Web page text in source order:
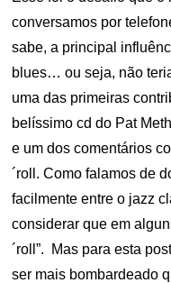
conversamos por
sabe, a principal
blues… ou seja, não
uma das primeiras
belíssimo cd do Pat
e um dos comentários
´roll. Como falamos de
facilmente entre o jazz
considerar que em
´roll”. Mas para esta
ser mais bombardeado